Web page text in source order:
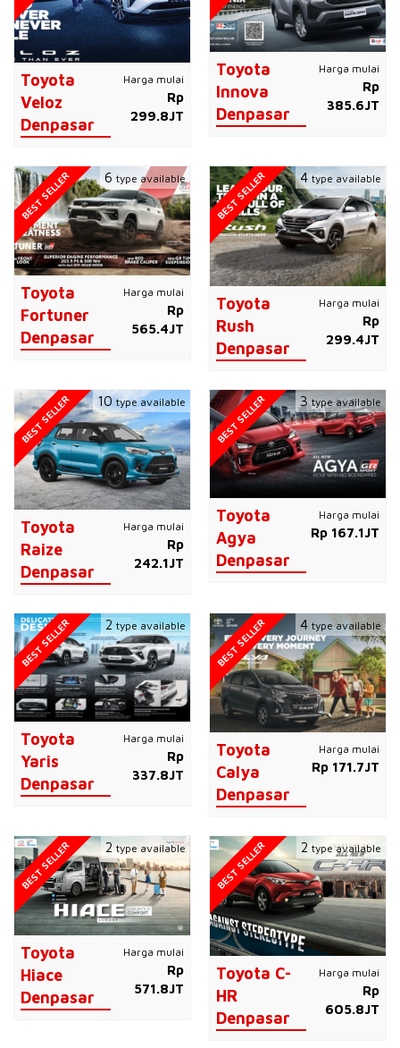
Toyota
Veloz
Denpasar
Harga mulai
Rp
299.8JT
Toyota
Innova
Denpasar
Harga mulai
Rp
385.6JT
Toyota
Fortuner
Denpasar
Harga mulai
Rp
565.4JT
BEST SELLER 6 type available
Toyota
Rush
Denpasar
Harga mulai
Rp
299.4JT
BEST SELLER 4type available
Toyota
Raize
Denpasar
Harga mulai
Rp
242.1JT
BEST SELLER 10 type available
Toyota
Agya
Denpasar
Harga mulai
Rp 167.1JT
BEST SELLER 3type available
Toyota
Yaris
Denpasar
Harga mulai
Rp
337.8JT
BEST SELLER 2type available
Toyota
Calya
Denpasar
Harga mulai
Rp 171.7JT
BEST SELLER 4 type available
Toyota
Hiace
Denpasar
Harga mulai
Rp
571.8JT
BEST SELLER 2type available
Toyota C-
HR
Denpasar
Harga mulai
Rp
605.8JT
BEST SELLER 2 type available